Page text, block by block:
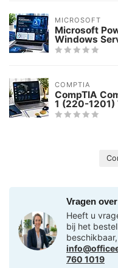
MICROSOFT
Microsoft
Windows
COMPTIA
CompTIA
1 (220-1201)
Vragen
Heeft u
bij het
760 1019